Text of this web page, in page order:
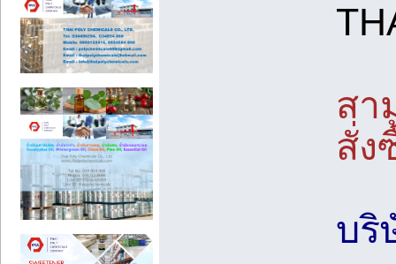
สา
สั่ง
บริ